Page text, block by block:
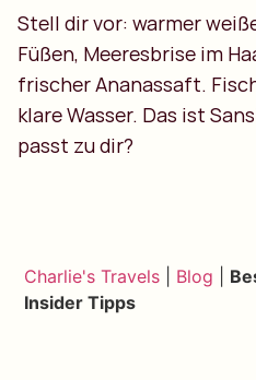
Stell dir vor: warmer
Füßen, Meeresbrise im
frischer Ananassaft.
klare Wasser. Das ist
passt zu dir?
Charlie's Travels Blog
Insider Tipps